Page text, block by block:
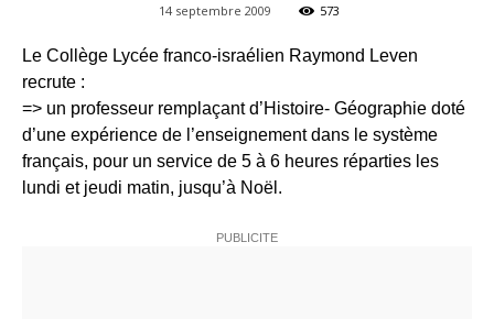
14 septembre 2009 573
Le Collège Lycée franco-israélien Raymond Leven
recrute :
=> un professeur remplaçant d’Histoire- Géographie doté
d’une expérience de l’enseignement dans le système
français, pour un service de 5 à 6 heures réparties les
lundi et jeudi matin, jusqu’à Noël.